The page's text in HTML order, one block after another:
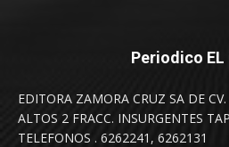
Periodico EL
EDITORA ZAMORA CRUZ SA DE
ALTOS 2 FRACC. INSURGENTES
TELEFONOS . 6262241, 6262131